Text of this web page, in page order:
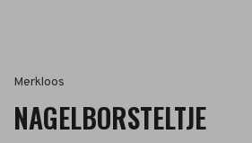
Merkloos
NAGELBORSTELTJE